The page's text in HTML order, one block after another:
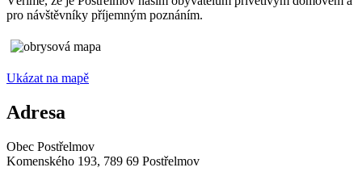
pro návštěvníky příjemným poznáním.
Ukázat na mapě
Adresa
Obec Postřelmov
Komenského 193, 789 69 Postřelmov